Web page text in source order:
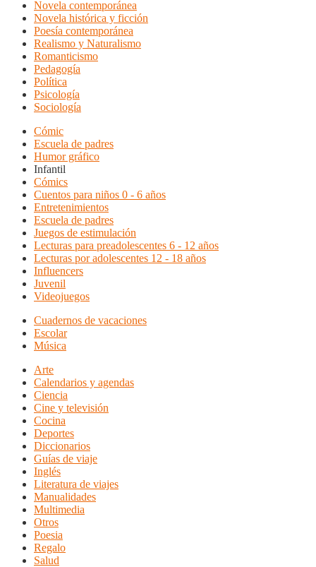
Novela contemporánea
Novela histórica y ficción
Poesía contemporánea
Realismo y Naturalismo
Romanticismo
Pedagogía
Política
Psicología
Sociología
Cómic
Escuela de padres
Humor gráfico
Infantil
Cómics
Cuentos para niños 0 - 6 años
Entretenimientos
Escuela de padres
Juegos de estimulación
Lecturas para preadolescentes 6 - 12 años
Lecturas por adolescentes 12 - 18 años
Influencers
Juvenil
Videojuegos
Cuadernos de vacaciones
Escolar
Música
Arte
Calendarios y agendas
Ciencia
Cine y televisión
Cocina
Deportes
Diccionarios
Guías de viaje
Inglés
Literatura de viajes
Manualidades
Multimedia
Otros
Poesia
Regalo
Salud